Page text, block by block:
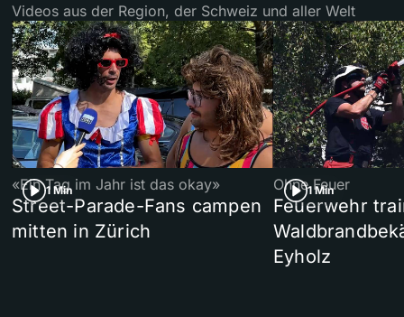
Videos aus der Region, der Schweiz und aller Welt
1 Min
«Ein Tag im Jahr ist das okay»
Street-Parade-Fans campen
mitten in Zürich
1 Min
Ohne Feuer
Feuerwehr
Eyholz